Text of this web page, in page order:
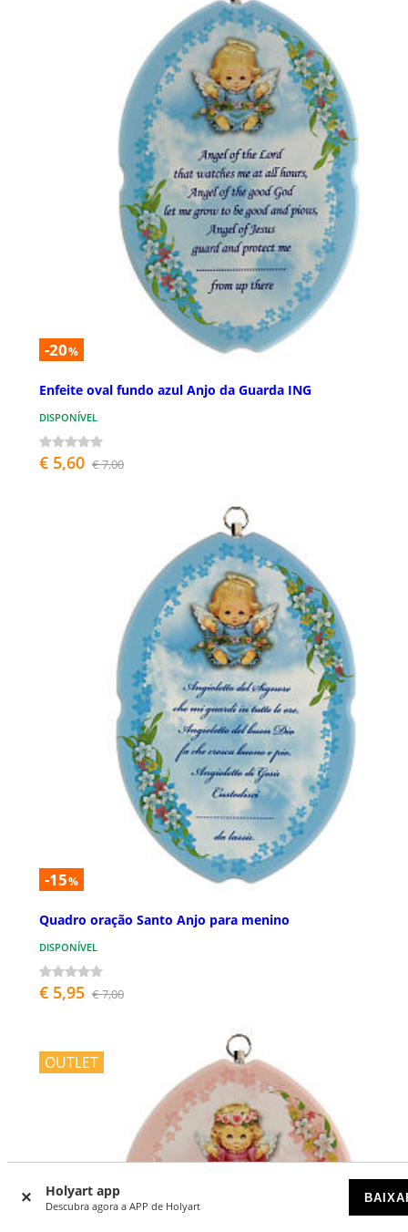
Holyart app
Descubra agora a APP de Holyart
-20%
Enfeite oval fundo azul Anjo da Guarda ING
DISPONÍVEL
€ 5,60 € 7,00
-15%
Quadro oração Santo Anjo para menino
DISPONÍVEL
€ 5,95 € 7,00
OUTLET